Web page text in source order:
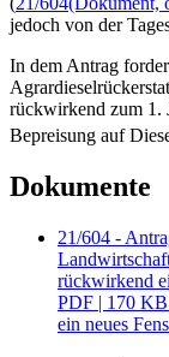
jedoch von der
In dem Antrag
rückwirkend zum 1.
Bepreisung auf
Dokumente
21/604 -
rückwirkend
PDF | 170
ein neues